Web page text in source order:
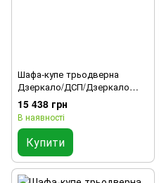
Шафа-купе трьодверна
Дзеркало/ДСП/Дзеркало
Стандарт 2
15 438 грн
В наявності
Купити